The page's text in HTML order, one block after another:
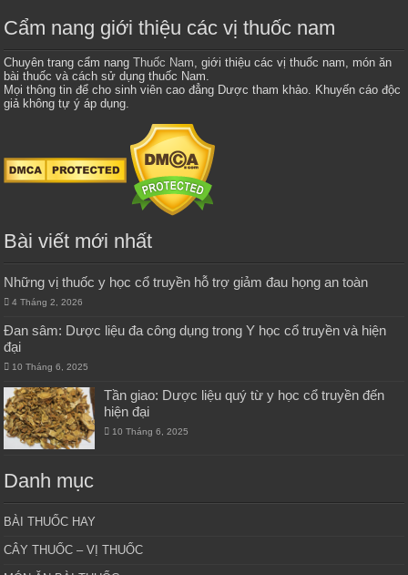
Cẩm nang giới thiệu các vị thuốc nam
Chuyên trang cẩm nangThuốc Nam, giới thiệu các vị thuốc nam, món ăn
bài thuốc và cách sử dụng thuốc Nam.
Mọi thông tin để cho sinh viên cao đẳng Dược tham khảo. Khuyến cáo độc
giả không tự ý áp dụng.
Bài viết mới nhất
Những vị thuốc y học cổ truyền hỗ trợ giảm đau họng an toàn
4 Tháng 2, 2026
Đan sâm: Dược liệu đa công dụng trong Y học cổ truyền và hiện
đại
10 Tháng 6, 2025
Tần giao: Dược liệu quý từ y học cổ truyền đến
hiện đại
10 Tháng 6, 2025
Danh mục
BÀI THUỐC HAY
CÂY THUỐC – VỊ THUỐC